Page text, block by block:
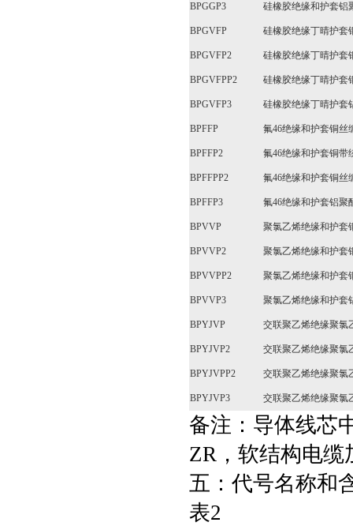
BPGGP3 硅橡胶绝缘和护套铝
BPGVFP 硅橡胶绝缘丁晴护套
BPGVFP2 硅橡胶绝缘丁晴护套
BPGVFPP2 硅橡胶绝缘丁晴护套
BPGVFP3 硅橡胶绝缘丁晴护套
BPFFP 氟46绝缘和护套铜丝
BPFFP2 氟46绝缘和护套铜带
BPFFPP2 氟46绝缘和护套铜丝
BPFFP3 氟46绝缘和护套铝聚
BPVVP 聚氯乙烯绝缘和护套
BPVVP2 聚氯乙烯绝缘和护套
BPVVPP2 聚氯乙烯绝缘和护套
BPVVP3 聚氯乙烯绝缘和护套
BPYJVP 交联聚乙烯绝缘聚氯
BPYJVP2 交联聚乙烯绝缘聚氯
BPYJVPP2 交联聚乙烯绝缘聚氯
BPYJVP3 交联聚乙烯绝缘聚氯
备注：导体线芯
ZR，软结构电缆
五：代号名称和
表2